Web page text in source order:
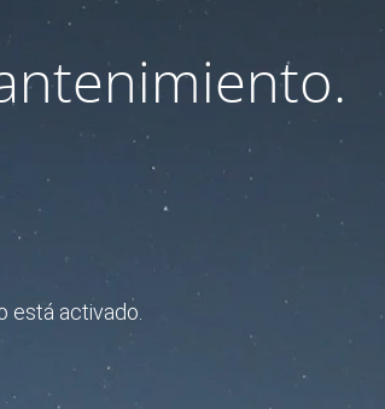
está activado.